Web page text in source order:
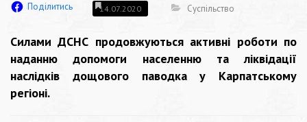
Поділитись 14.07.2020 Суспільство
Силами ДСНС продовжуються активні роботи по
наданню допомоги населенню та ліквідації
наслідків дощового паводка у Карпатському
регіоні.